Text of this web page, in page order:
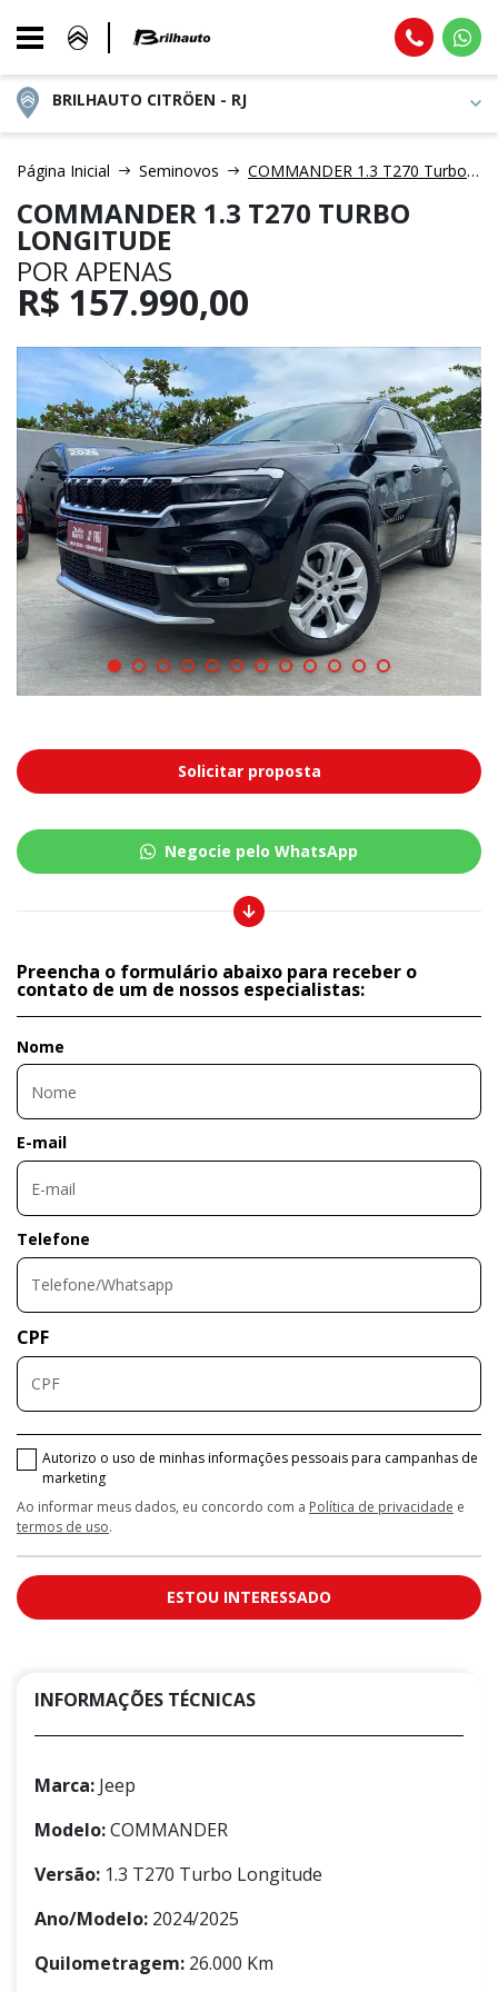
BRILHAUTO CITRÖEN - RJ
Página Inicial Seminovos COMMANDER 1.3 T270 Turbo Longitude
COMMANDER 1.3 T270 TURBO
LONGITUDE
POR APENAS
R$ 157.990,00
Solicitar proposta
Negocie pelo WhatsApp
Preencha o formulário abaixo para receber o
contato de um de nossos especialistas:
Nome
E-mail
Telefone
CPF
Autorizo o uso de minhas informações pessoais para campanhas de
marketing
Ao informar meus dados, eu concordo com a Política de privacidade e
termos de uso.
ESTOU INTERESSADO
INFORMAÇÕES TÉCNICAS
Marca: Jeep
Modelo:COMMANDER
Versão: 1.3 T270 Turbo Longitude
Ano/Modelo: 2024/2025
Quilometragem: 26.000 Km